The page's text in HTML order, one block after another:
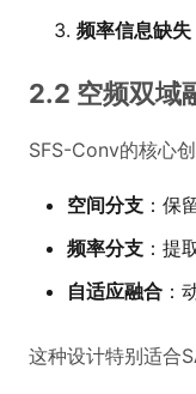
频率信息缺失
2.2 空频双域
SFS-Conv的核心
空间分支 ：保
频率分支 ：提
自适应融合 ：
这种设计特别适合